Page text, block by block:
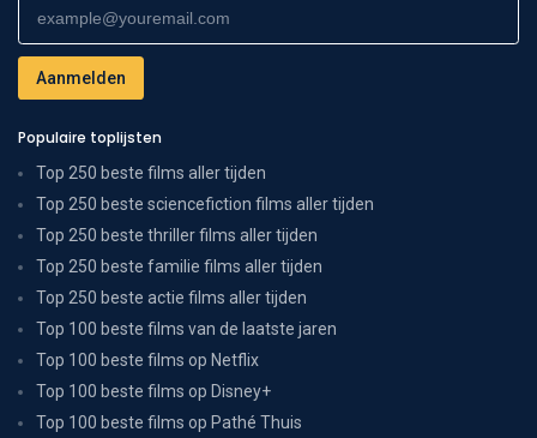
Populaire toplijsten
Top 250 beste films aller tijden
Top 250 beste sciencefiction films aller tijden
Top 250 beste thriller films aller tijden
Top 250 beste familie films aller tijden
Top 250 beste actie films aller tijden
Top 100 beste films van de laatste jaren
Top 100 beste films op Netflix
Top 100 beste films op Disney+
Top 100 beste films op Pathé Thuis